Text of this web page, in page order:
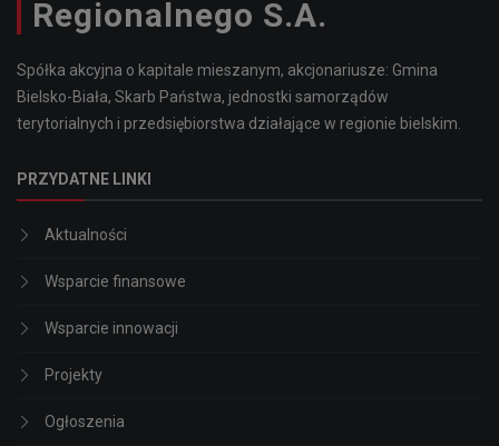
Regionalnego S.A.
Spółka akcyjna o kapitale mieszanym, akcjonariusze: Gmina
Bielsko-Biała, Skarb Państwa, jednostki samorządów
terytorialnych i przedsiębiorstwa działające w regionie bielskim.
PRZYDATNE LINKI
Aktualności
Wsparcie finansowe
Wsparcie innowacji
Projekty
Ogłoszenia